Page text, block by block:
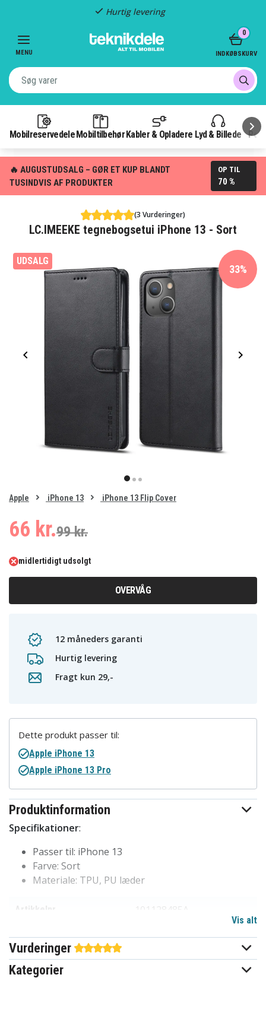
Hurtig levering
MENU
Mobilreservedele Mobiltilbehør Kabler & Opladere Lyd & Billede
0
INDKØBSKURV
🔥 AUGUSTUDSALG – GØR ET KUP BLANDT
TUSINDVIS AF PRODUKTER
OP TIL
70 %
(3 Vurderinger)
LC.IMEEKE tegnebogsetui iPhone 13 - Sort
UDSALG
item
012
of
Apple iPhone 13 iPhone 13 Flip Cover
33%
66 kr.99 kr.
midlertidigt udsolgt
OVERVÅG
12 måneders garanti
Hurtig levering
Fragt kun 29,-
Produktinformation
Specifikationer:
Passer til: iPhone 13
Farve: Sort
Materiale: TPU, PU læder
Artikkelnr 101128485A
Produkttype Etui
Feature Kortlomme
Vis alt
Vurderinger
Kategorier
Dette produkt passer til:
Apple iPhone 13
Apple iPhone 13 Pro